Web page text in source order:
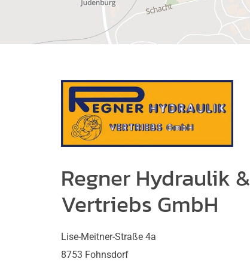
Regner Hydraulik &
Vertriebs GmbH
Lise-Meitner-Straße 4a
8753 Fohnsdorf